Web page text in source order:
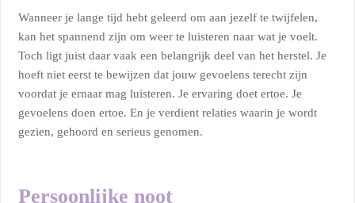
Wanneer je lange tijd hebt geleerd om aan jezelf te twijfelen,
kan het spannend zijn om weer te luisteren naar wat je voelt.
Toch ligt juist daar vaak een belangrijk deel van het herstel. Je
hoeft niet eerst te bewijzen dat jouw gevoelens terecht zijn
voordat je ernaar mag luisteren. Je ervaring doet ertoe. Je
gevoelens doen ertoe. En je verdient relaties waarin je wordt
gezien, gehoord en serieus genomen.
Persoonlijke noot